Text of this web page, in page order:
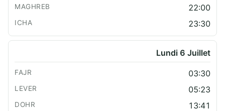
22:00
23:30
Lundi 6 Juillet
03:30
05:23
13:41